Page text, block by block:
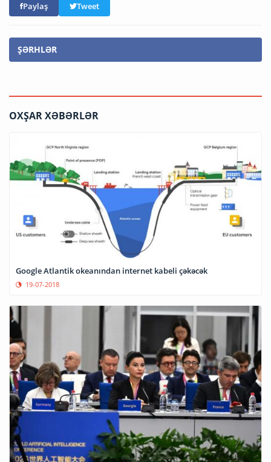
Paylaş Tweet
ŞƏRHLƏR
OXŞAR XƏBƏRLƏR
Google Atlantik okeanından internet kabeli çəkəcək
19-07-2018